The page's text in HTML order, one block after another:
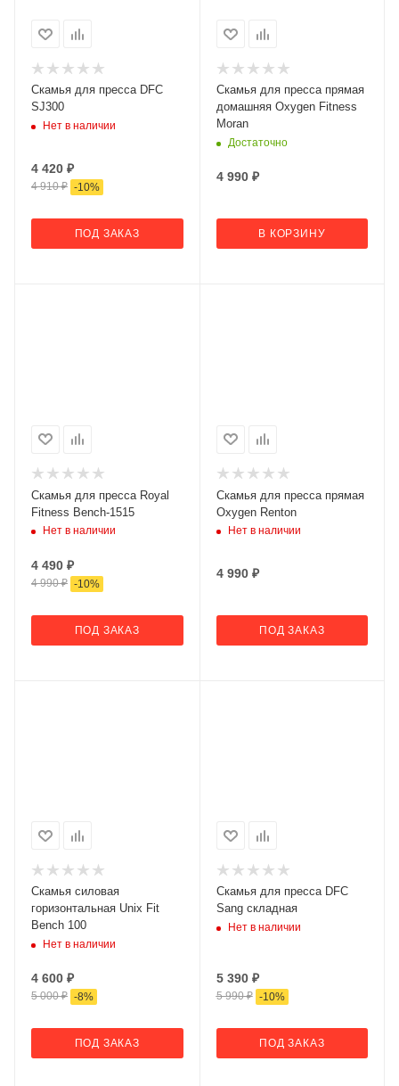
Скамья для пресса DFC
SJ300
Нет в наличии
4 420 ₽
4 910₽ -10%
ПОД ЗАКАЗ
Скамья для пресса прямая
домашняя Oxygen Fitness
Moran
Достаточно
4 990₽
В КОРЗИНУ
Скамья для пресса Royal
Fitness Bench-1515
Нет в наличии
4 490 ₽
4 990₽ -10%
ПОД ЗАКАЗ
Скамья для пресса прямая
Oxygen Renton
Нет в наличии
4 990₽
ПОД ЗАКАЗ
Скамья силовая
горизонтальная Unix Fit
Bench 100
Нет в наличии
4 600 ₽
5 000₽ -8%
ПОД ЗАКАЗ
Скамья для пресса DFC
Sang складная
Нет в наличии
5 390₽
5 990₽ -10%
ПОД ЗАКАЗ